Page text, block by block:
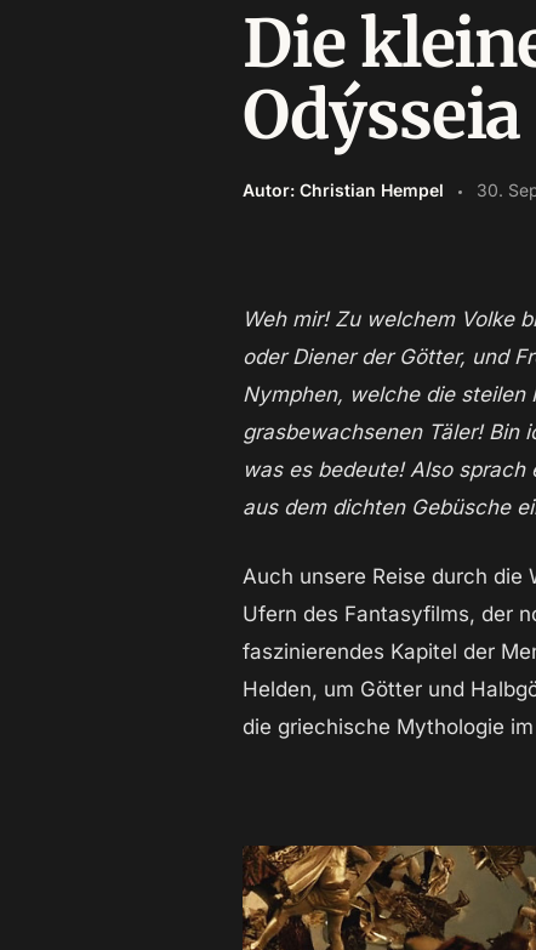
Die
Odýsseia
Autor: Christian Hempel 30.
Weh mir! Zu welchem Volke bin ich nun wieder gekommen? Sind’s unmenschliche Räuber und sittenlose Barbaren;
oder Diener der Götter, und
Nymphen, welche die steilen
grasbewachsenen Täler! Bin
was es bedeute! Also
aus dem dichten Gebüsche
Auch unsere Reise durch
Ufern des Fantasyfilms, der
faszinierendes Kapitel der
Helden, um Götter und
die griechische Mythologie im